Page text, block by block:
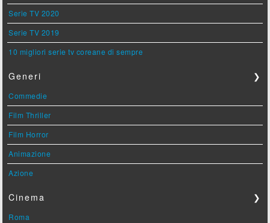
Serie TV 2020
Serie TV 2019
10 migliori serie tv coreane di sempre
Generi ❯
Commedie
Film Thriller
Film Horror
Animazione
Azione
Cinema ❯
Roma